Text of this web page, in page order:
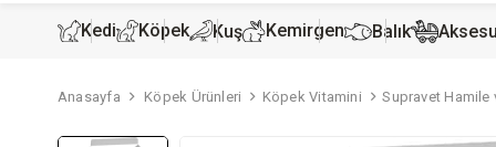
Kedi
Kedi
Köpek
Köpek
Kuş Kemirgen Balık
Anasayfa Köpek Ürünleri Köpek Vitamini Supravet Hamile